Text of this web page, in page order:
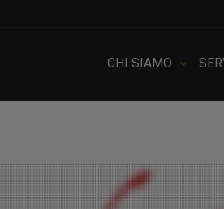
CHI SIAMO